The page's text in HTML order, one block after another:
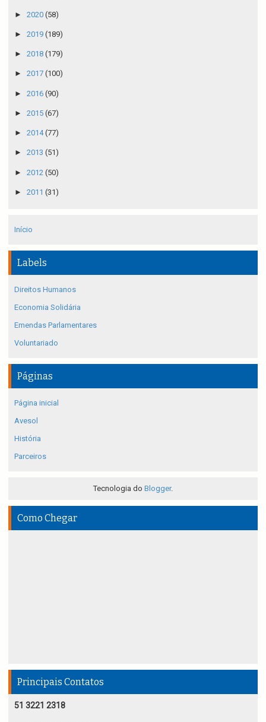
► 2020 (58)
► 2019 (189)
► 2018 (179)
► 2017 (100)
► 2016 (90)
► 2015 (67)
► 2014(77)
► 2013 (51)
► 2012 (50)
► 2011 (31)
Início
Labels
Direitos Humanos
Economia Solidária
Emendas Parlamentares
Voluntariado
Páginas
Página inicial
Avesol
História
Parceiros
Tecnologia do Blogger.
Como Chegar
Principais Contatos
51 3221 2318